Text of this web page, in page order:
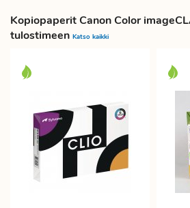
Kopiopaperit Canon Color
tulostimeen Katso kaikki